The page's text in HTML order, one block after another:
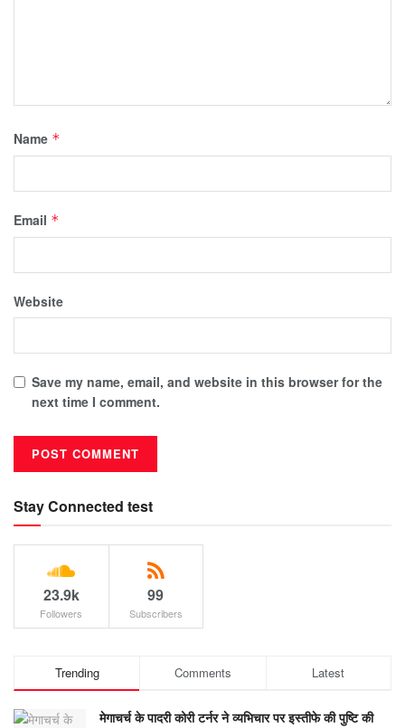
Name *
Email *
Website
Save my name, email, and website in this browser for the
next time I comment.
Stay Connected test
23.9k
Followers
99
Subscribers
Trending Comments Latest
मेगाचर्च के पादरी कोरी टर्नर ने व्यभिचार पर इस्तीफे की पुष्टि की